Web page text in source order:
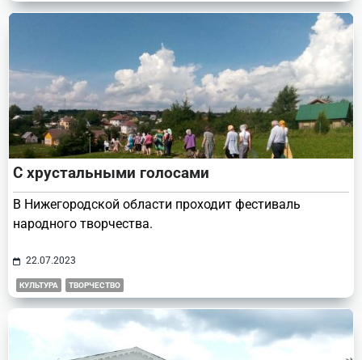
С хрустальными голосами
В Нижегородской области проходит фестиваль
народного творчества.
22.07.2023
КУЛЬТУРА ТВОРЧЕСТВО